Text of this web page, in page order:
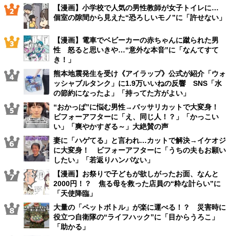
【漫画】小学校で人気の男性教師が女子トイレに…
個室の隙間から見えた“恐ろしいモノ”に「許せない」
【漫画】電車でベビーカーの赤ちゃんに蹴られた男
性 怒ると思いきや…“意外な本音”に「なんてすて
き！」
熊本地震発生を受け《アイラップ》公式が紹介「ウォ
ッシャブルタンク」に1.9万いいねの反響 SNS「水
の節約になったよ」「持ってた方がよい」
“おかっぱ”に悩む男性→バッサリカットで大変身！
ビフォーアフターに「え、同じ人！？」「かっこい
い」「爽やかすぎる～」大絶賛の声
妻に「ハゲてる」と言われ…カットで解決→イケオジ
に大変身！ ビフォーアフターに「うちの夫もお願い
したい」「若返りハンパない」
【漫画】お祭りで子どもが欲しがったお面、なんと
2000円！？ 焦る母を救った店員の“粋な計らい”に
「天使降臨」
大量の「ペットボトル」が楽に運べる！？ 災害時に
役立つ自衛隊の“ライフハック”に「目からうろこ」
「助かる」